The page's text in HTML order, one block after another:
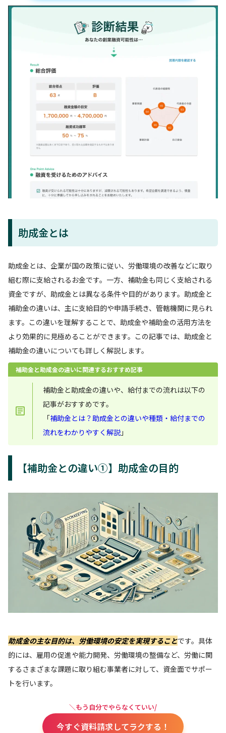
助成金とは
助成金とは、企業が国の政策に従い、労働環境の改善などに取り
組む際に支給されるお金です。一方、補助金も同じく支給される
資金ですが、助成金とは異なる条件や目的があります。助成金と
補助金の違いは、主に支給目的や申請手続き、管轄機関に見られ
ます。この違いを理解することで、助成金や補助金の活用方法を
より効果的に見極めることができます。この記事では、助成金と
補助金の違いについても詳しく解説します。
補助金と助成金の違いに関連するおすすめ記事
補助金と助成金の違いや、給付までの流れは以下の
記事がおすすめです。
「補助金とは？助成金との違いや種類・給付までの
流れをわかりやすく解説 」
【補助金との違い①】助成金の目的
助成金の主な目的は、労働環境の安定を実現することです。具体
的には、雇用の促進や能力開発、労働環境の整備など、労働に関
するさまざまな課題に取り組む事業者に対して、資金面でサポー
トを行います。
＼もう自分でやらなくていい/
今すぐ資料請求してラクする！